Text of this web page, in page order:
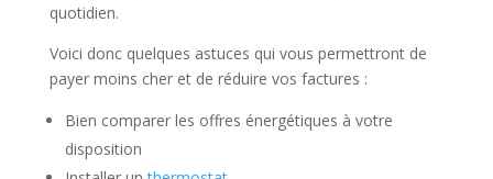
quotidien.
Voici donc quelques astuces qui vous permettront de
payer moins cher et de réduire vos factures :
Bien comparer les offres énergétiques à votre
disposition